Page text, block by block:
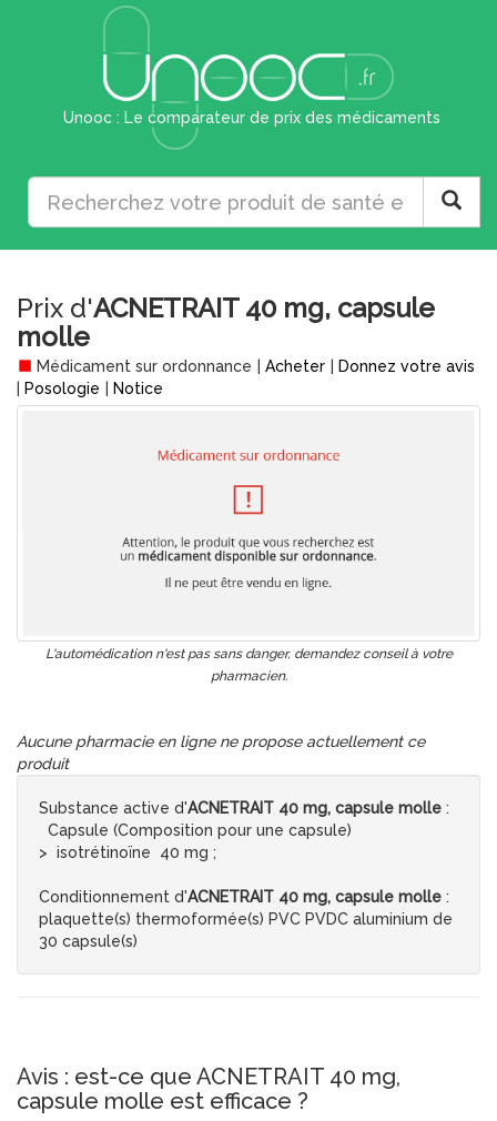
Unooc : Le comparateur de prix des médicaments
Prix d'ACNETRAIT 40 mg, capsule
molle
Médicament sur ordonnance Acheter
Donnez votre avis
Posologie Notice
L'automédication n'est pas sans danger, demandez conseil à votre
pharmacien.
Aucune pharmacie en ligne ne propose actuellement ce
produit
Substance active d'ACNETRAIT 40 mg, capsule molle :
Capsule (Composition pour une capsule)
> isotrétinoïne 40 mg ;
Conditionnement d'ACNETRAIT 40 mg, capsule molle :
plaquette(s) thermoformée(s) PVC PVDC aluminium de
30 capsule(s)
Avis : est-ce que ACNETRAIT 40 mg,
capsule molle est efficace ?